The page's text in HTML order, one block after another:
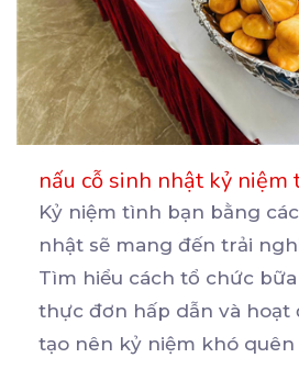
nấu cỗ sinh nhật kỷ niệm
Kỷ niệm tình bạn bằng
nhật sẽ mang đến trải
Tìm hiểu cách tổ chức
thực đơn hấp dẫn và hoạt
tạo nên kỷ niệm khó quên